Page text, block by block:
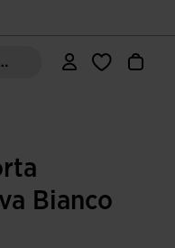
chiave, ecc.)
Bianco